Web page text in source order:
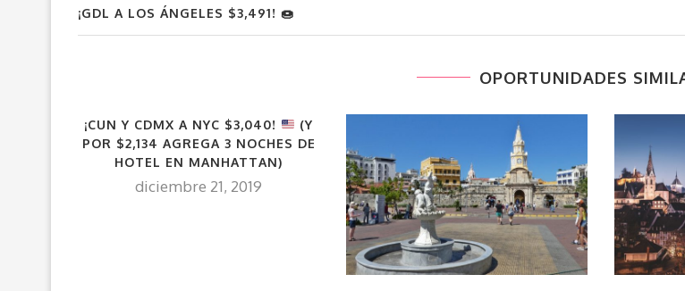
¡GDL A LOS ÁNGELES $3,491! 🍩
OPORTUNIDADES
¡CUN Y CDMX A NYC $3,040!
(Y
POR $2,134 AGREGA 3 NOCHES DE
HOTEL EN MANHATTAN)
diciembre 21, 2019